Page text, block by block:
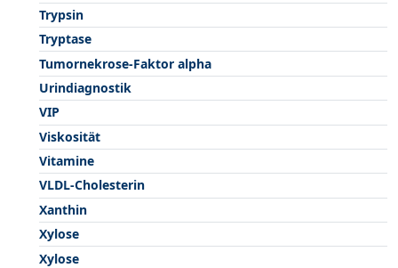
Trypsin
Tryptase
Tumornekrose-Faktor alpha
Urindiagnostik
VIP
Viskosität
Vitamine
VLDL-Cholesterin
Xanthin
Xylose
Xylose